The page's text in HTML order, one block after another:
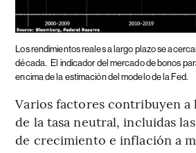
Los rendimientos reales a largo plazo se
década. El indicador del mercado de bonos
encima de la estimación del modelo de la Fed.
Varios factores contribuyen a
de la tasa neutral, incluidas
de crecimiento e inflación a